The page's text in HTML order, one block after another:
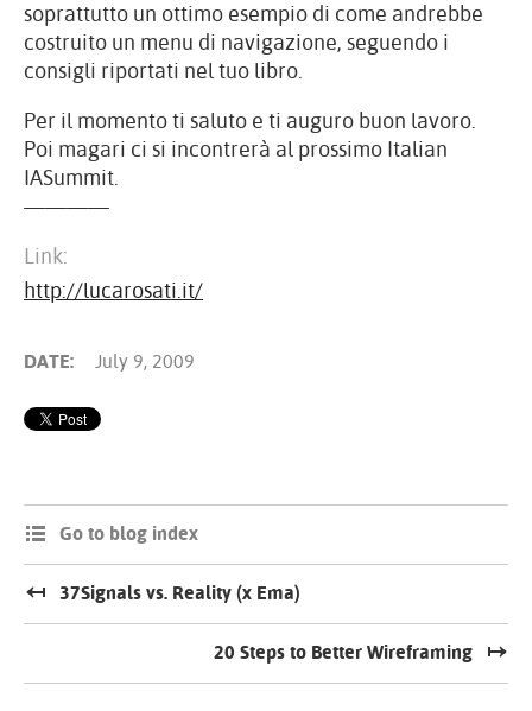
soprattutto un ottimo esempio di come andrebbe
costruito un menu di navigazione, seguendo i
consigli riportati nel tuo libro.
Per il momento ti saluto e ti auguro buon lavoro.
Poi magari ci si incontrerà al prossimo Italian
IASummit.
————
Link:
http://lucarosati.it/
DATE: July 9, 2009
Go to blog index
37Signals vs. Reality (x Ema)
20 Steps to Better Wireframing